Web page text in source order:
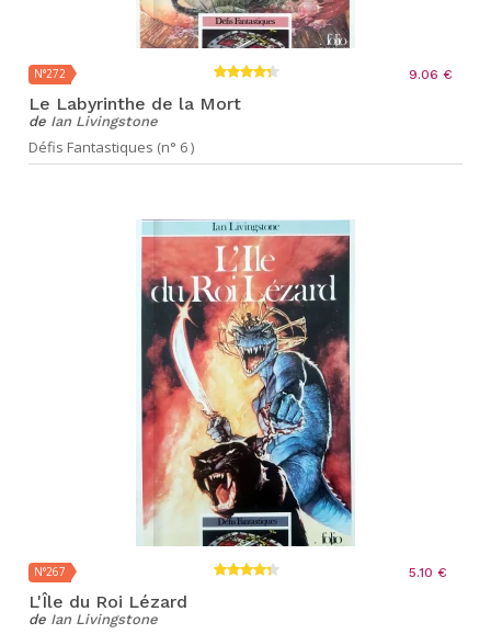
N°272 9.06 €
Le Labyrinthe de la Mort
de Ian Livingstone
Défis Fantastiques (n° 6 )
N°267 5.10 €
L'Île du Roi Lézard
de Ian Livingstone